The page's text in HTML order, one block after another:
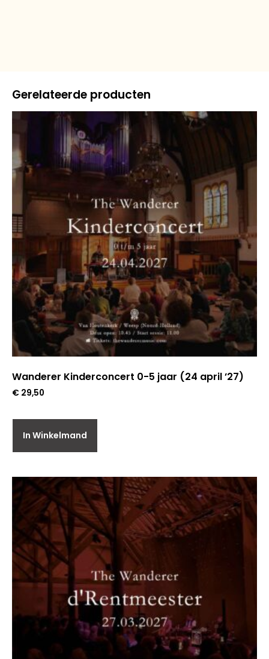
Gerelateerde producten
Wanderer Kinderconcert 0-5 jaar (24 april ’27)
€ 29,50
In Winkelmand